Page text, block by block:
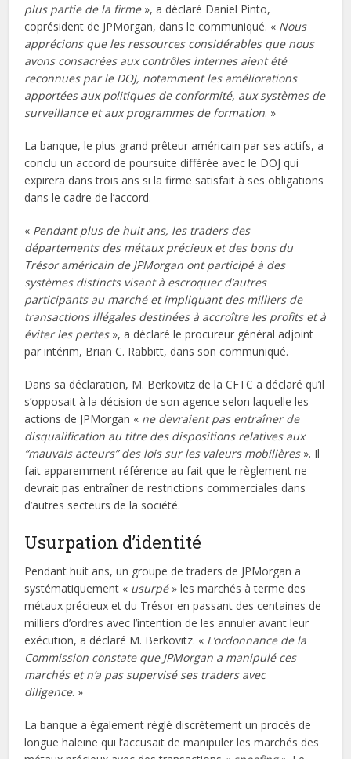
plus partie de la firme», a déclaré Daniel Pinto,
coprésident de JPMorgan, dans le communiqué. « Nous
apprécions que les ressources considérables que nous
avons consacrées aux contrôles internes aient été
reconnues par le DOJ, notamment les améliorations
apportées aux politiques de conformité, aux systèmes de
surveillance et aux programmes de formation. »
La banque, le plus grand prêteur américain par ses actifs, a
conclu un accord de poursuite différée avec le DOJ qui
expirera dans trois ans si la firme satisfait à ses obligations
dans le cadre de l’accord.
« Pendant plus de huit ans, les traders des
départements des métaux précieux et des bons du
Trésor américain de JPMorgan ont participé à des
systèmes distincts visant à escroquer d’autres
participants au marché et impliquant des milliers de
transactions illégales destinées à accroître les profits et à
éviter les pertes», a déclaré le procureur général adjoint
par intérim, Brian C. Rabbitt, dans son communiqué.
Dans sa déclaration, M. Berkovitz de la CFTC a déclaré qu’il
s’opposait à la décision de son agence selon laquelle les
actions de JPMorgan « ne devraient pas entraîner de
disqualification au titre des dispositions relatives aux
“mauvais acteurs” des lois sur les valeurs mobilières». Il
fait apparemment référence au fait que le règlement ne
devrait pas entraîner de restrictions commerciales dans
d’autres secteurs de la société.
Usurpation d’identité
Pendant huit ans, un groupe de traders de JPMorgan a
systématiquement « usurpé» les marchés à terme des
métaux précieux et du Trésor en passant des centaines de
milliers d’ordres avec l’intention de les annuler avant leur
exécution, a déclaré M. Berkovitz. « L’ordonnance de la
Commission constate que JPMorgan a manipulé ces
marchés et n’a pas supervisé ses traders avec
diligence. »
La banque a également réglé discrètement un procès de
longue haleine qui l’accusait de manipuler les marchés des